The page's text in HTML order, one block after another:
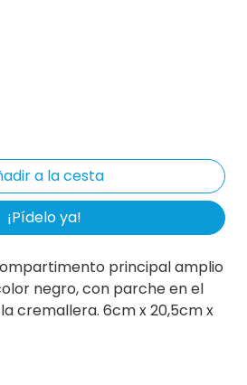
¡Pídelo ya!
principal amplio
negro, con parche en el
cremallera. 6cm x 20,5cm x